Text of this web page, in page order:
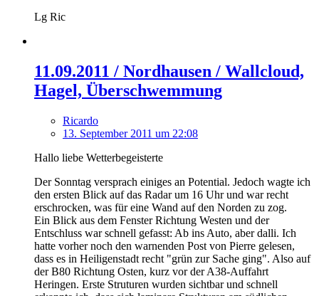
Lg Ric
11.09.2011 / Nordhausen / Wallcloud,
Hagel, Überschwemmung
Ricardo
13. September 2011 um 22:08
Hallo liebe Wetterbegeisterte
Der Sonntag versprach einiges an Potential. Jedoch wagte ich
den ersten Blick auf das Radar um 16 Uhr und war recht
erschrocken, was für eine Wand auf den Norden zu zog.
Ein Blick aus dem Fenster Richtung Westen und der
Entschluss war schnell gefasst: Ab ins Auto, aber dalli. Ich
hatte vorher noch den warnenden Post von Pierre gelesen,
dass es in Heiligenstadt recht "grün zur Sache ging". Also auf
der B80 Richtung Osten, kurz vor der A38-Auffahrt
Heringen. Erste Struturen wurden sichtbar und schnell